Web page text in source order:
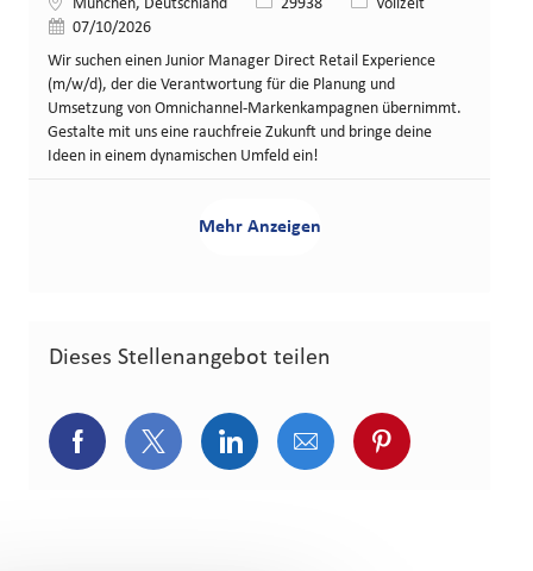
München, Deutschland 29938
Vollzeit
Veröffentlicht am
07/10/2026
Wir suchen einen Junior Manager Direct Retail Experience
(m/w/d), der die Verantwortung für die Planung und
Umsetzung von Omnichannel-Markenkampagnen übernimmt.
Gestalte mit uns eine rauchfreie Zukunft und bringe deine
Ideen in einem dynamischen Umfeld ein!
Mehr Anzeigen
Dieses Stellenangebot teilen
Über Facebook teilen
Über Twitter teilen
Über LinkedIn teilen
Über E-Mail teilen
Über